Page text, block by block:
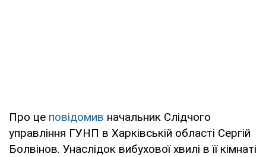
Про це повідомив начальник Слідчого
управління ГУНП в Харківській області Сергій
Болвінов. Унаслідок вибухової хвилі в її кімнаті